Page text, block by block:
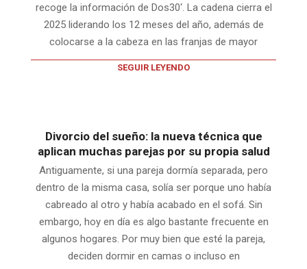
recoge la información de Dos30‘. La cadena cierra el
2025 liderando los 12 meses del año, además de
colocarse a la cabeza en las franjas de mayor
SEGUIR LEYENDO
Divorcio del sueño: la nueva técnica que
aplican muchas parejas por su propia salud
Antiguamente, si una pareja dormía separada, pero
dentro de la misma casa, solía ser porque uno había
cabreado al otro y había acabado en el sofá. Sin
embargo, hoy en día es algo bastante frecuente en
algunos hogares. Por muy bien que esté la pareja,
deciden dormir en camas o incluso en